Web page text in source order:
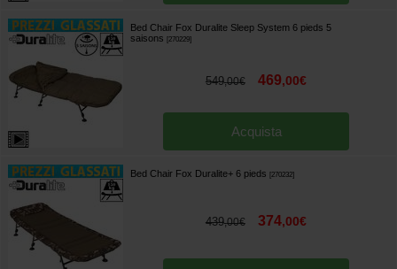
Bed Chair Fox Duralite Sleep System 6 pieds 5
saisons
270229]
549,00€ 469,00€
Acquista
Bed Chair Fox Duralite+ 6 pieds 270232]
439,00€ 374,00€